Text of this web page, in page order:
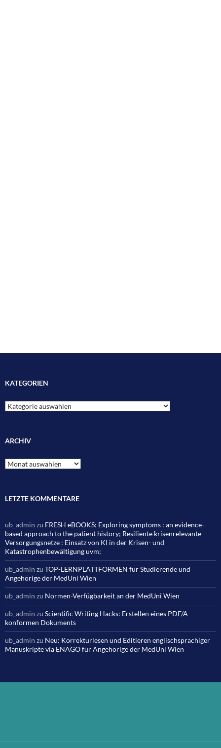
KATEGORIEN
Kategorien
ARCHIV
Archiv
LETZTE KOMMENTARE
ub_admin zu FRESH eBOOKS: Exploring symptoms : an evidence-
based approach to the patient history; Resiliente krisenrelevante
Versorgungsnetze : Einsatz von KI in der Krisen- und
Katastrophenbewältigung uvm;
ub_admin zu TOP-LERNPLATTFORMEN für Studierende und
Angehörige der MedUni Wien
ub_admin zu Normen-Verfügbarkeit an der MedUni Wien
ub_admin zu Scientific Writing Hacks: Erstellen eines PDF/A
konformen Dokuments
ub_admin zu Neu: Korrekturlesen und Editieren englischsprachiger
Manuskripte via ENAGO für Angehörige der MedUni Wien